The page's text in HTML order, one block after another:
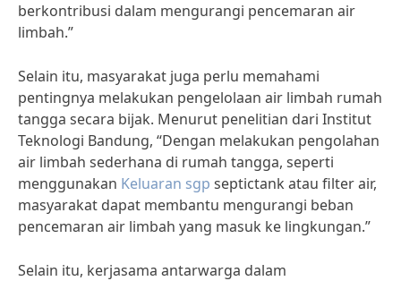
berkontribusi dalam mengurangi pencemaran air
limbah.”
Selain itu, masyarakat juga perlu memahami
pentingnya melakukan pengelolaan air limbah rumah
tangga secara bijak. Menurut penelitian dari Institut
Teknologi Bandung, “Dengan melakukan pengolahan
air limbah sederhana di rumah tangga, seperti
menggunakan Keluaran sgp septictank atau filter air,
masyarakat dapat membantu mengurangi beban
pencemaran air limbah yang masuk ke lingkungan.”
Selain itu, kerjasama antarwarga dalam